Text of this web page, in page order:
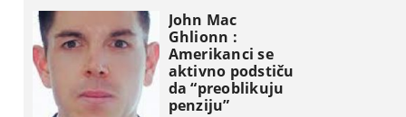
John Mac
Ghlionn :
Amerikanci se
aktivno podstiču
da “preoblikuju
penziju”